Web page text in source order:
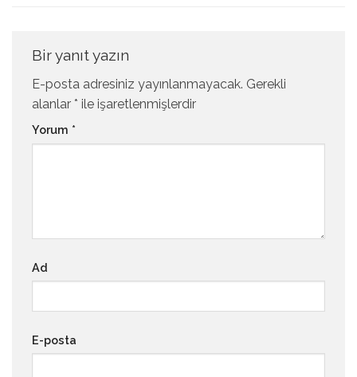
Bir yanıt yazın
E-posta adresiniz yayınlanmayacak. Gerekli
alanlar * ile işaretlenmişlerdir
Yorum *
Ad
E-posta